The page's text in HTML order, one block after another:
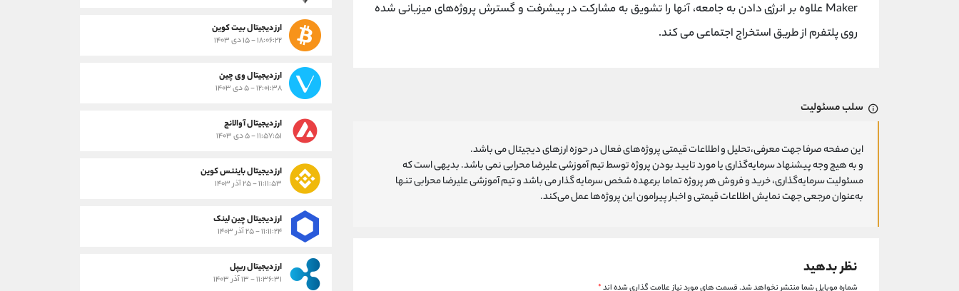
Maker علاوه بر انرژی دادن به جامعه، آنها را تشویق به مشارکت در پیشرفت و گسترش پروژه‌های میزبانی شده
روی پلتفرم از طریق استخراج اجتماعی می کند.
سلب مسئولیت
این صفحه صرفا جهت معرفی،تحلیل و اطلاعات قیمتی پروژه‌های فعال در حوزه ارزهای دیجیتال می باشد.
و به هیچ وجه پیشنهاد سرمایه‌گذاری یا مورد تایید بودن پروژه توسط تیم آموزشی علیرضا محرابی نمی باشد. بدیهی است که
مسئولیت سرمایه‌گذاری، خرید و فروش هر پروژه تماما برعهده شخص سرمایه گذار می باشد و تیم آموزشی علیرضا محرابی تنها
به‌عنوان مرجعی جهت نمایش اطلاعات قیمتی و اخبار پیرامون این پروژه‌‌ها عمل می‌کند.
نظر بدهید
شماره موبایل شما منتشر نخواهد شد.قسمت های مورد نیاز علامت گذاری شده اند*
ارز دیجیتال بیت کوین
۱۸:۰۶:۲۲ - ۱۵ دی ۱۴۰۳
ارز دیجیتال وی چین
۱۲:۰۱:۳۸ - ۵ دی ۱۴۰۳
ارز دیجیتال آوالانچ
۱۱:۵۷:۵۱ - ۵ دی ۱۴۰۳
ارز دیجیتال بایننس کوین
۱۱:۱۱:۵۳ - ۲۵ آذر ۱۴۰۳
ارز دیجیتال چین لینک
۱۱:۱۱:۲۴ - ۲۵ آذر ۱۴۰۳
ارز دیجیتال ریپل
۱۱:۳۶:۳۱ - ۱۳ آذر ۱۴۰۳